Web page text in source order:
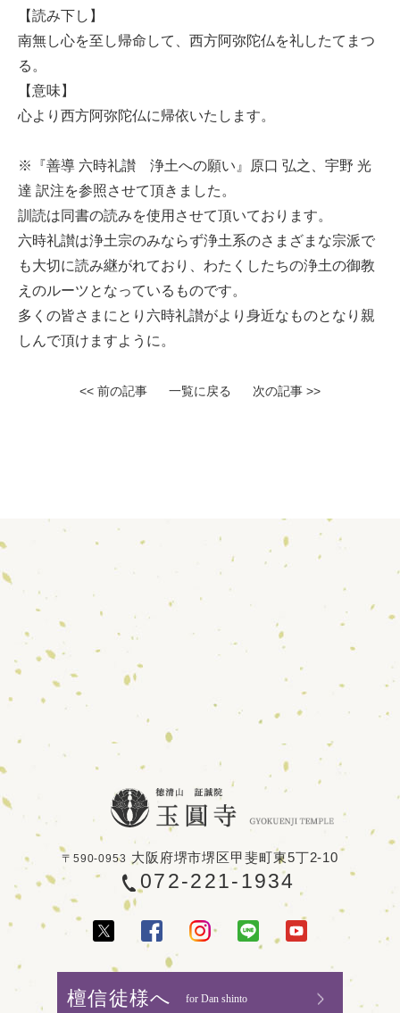
【読み下し】
南無し心を至し帰命して、西方阿弥陀仏を礼したてまつ
る。
【意味】
心より西方阿弥陀仏に帰依いたします。
※『善導 六時礼讃 浄土への願い』原口 弘之、宇野 光
達 訳注を参照させて頂きました。
訓読は同書の読みを使用させて頂いております。
六時礼讃は浄土宗のみならず浄土系のさまざまな宗派で
も大切に読み継がれており、わたくしたちの浄土の御教
えのルーツとなっているものです。
多くの皆さまにとり六時礼讃がより身近なものとなり親
しんで頂けますように。
<< 前の記事 一覧に戻る 次の記事 >>
〒590-0953 大阪府堺市堺区甲斐町東5丁2-10
072-221-1934
檀信徒様へ for Dan shinto